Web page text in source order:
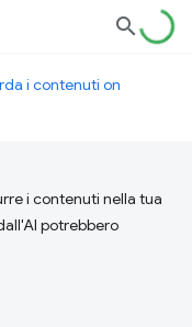
i contenuti on
i contenuti nella tua
potrebbero